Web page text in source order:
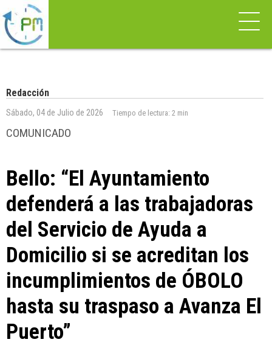
Redacción
Sábado, 04 de Julio de 2026 Tiempo de lectura: 2 min
COMUNICADO
Bello: “El Ayuntamiento
defenderá a las trabajadoras
del Servicio de Ayuda a
Domicilio si se acreditan los
incumplimientos de ÓBOLO
hasta su traspaso a Avanza El
Puerto”